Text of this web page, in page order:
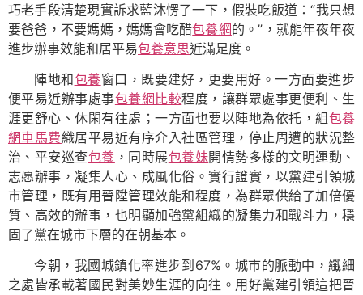
巧老手段清楚現實訴求藍沐愣了一下，假裝吃飯道：“我只想
要爸爸，不要媽媽，媽媽會吃醋包養網的。”，就能年夜年夜
進步辦事效能和居平易包養意思近滿足度。
陣地和包養窗口，既要建好，更要用好。一方面要進步
便平易近辦事處事包養網比較程度，讓群眾處事更便利、生
涯更舒心、休閑有往處；一方面也要以陣地為依托，組包養
網車馬費織居平易近有序介入社區管理，停止周遭的狀況整
治、平安巡查包養 ，同時展包養妹開情勢多樣的文明運動、
志愿辦事，凝集人心、成風化俗。實行證實，以黨建引領城
市管理，既有用晉陞管理效能和程度，為群眾供給了加倍優
質、高效的辦事，也明顯加強黨組織的凝集力和戰斗力，穩
固了黨在城市下層的在朝基本。
今朝，我國城鎮化率進步到67%。城市的脈動中，纖細
之處皆承載著國民對美妙生涯的向往。用好黨建引領這把晉